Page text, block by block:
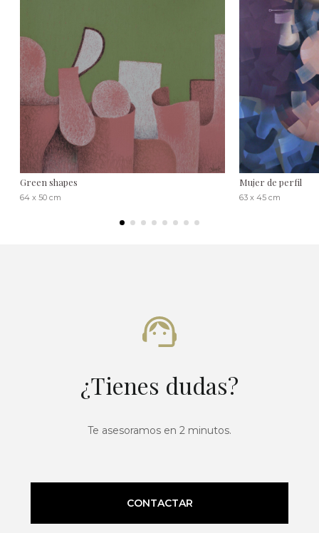
Green shapes
64 x 50 cm
Mujer de perfil
63 x 45 cm
¿Tienes dudas?
Te asesoramos en 2 minutos.
CONTACTAR